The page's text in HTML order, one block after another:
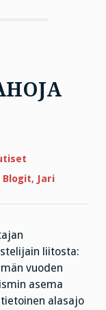
Blogit, Jari
liitosta:
vuoden
asema
alasajo